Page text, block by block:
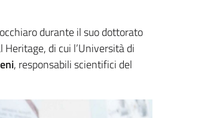
durante il suo dottorato
di cui l’Università di
, responsabili scientifici del